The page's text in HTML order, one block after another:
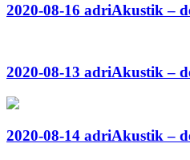
2020-08-16 adriAkustik –
2020-08-13 adriAkustik –
2020-08-14 adriAkustik –